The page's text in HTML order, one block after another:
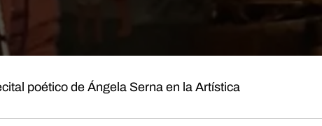
poético de Ángela Serna en la Artística